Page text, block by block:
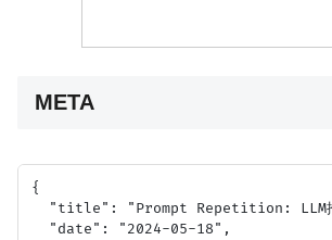
META
{
"title": "Prompt Repetition: LLM推
  "date": "2024-05-18",